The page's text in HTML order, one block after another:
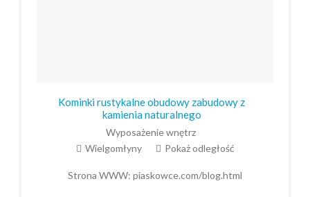
Kominki rustykalne obudowy zabudowy z
kamienia naturalnego
Wyposażenie wnętrz
Wielgomłyny
Pokaż odległość
Strona WWW: piaskowce.com/blog.html